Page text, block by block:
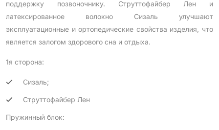
поддержку позвоночнику. Струттофайбер Лен и
латексированное волокно Сизаль улучшают
эксплуатационные и ортопедические свойства изделия, что
является залогом здорового сна и отдыха.
1я сторона:
Сизаль;
Струттофайбер Лен
Пружинный блок: